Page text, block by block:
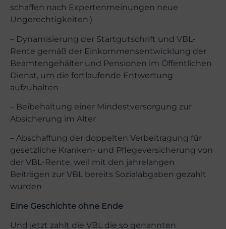
schaffen nach Expertenmeinungen neue
Ungerechtigkeiten.)
– Dynamisierung der Startgutschrift und VBL-
Rente gemäß der Einkommensentwicklung der
Beamtengehälter und Pensionen im Öffentlichen
Dienst, um die fortlaufende Entwertung
aufzuhalten
– Beibehaltung einer Mindestversorgung zur
Absicherung im Alter
– Abschaffung der doppelten Verbeitragung für
gesetzliche Kranken- und Pflegeversicherung von
der VBL-Rente, weil mit den jahrelangen
Beiträgen zur VBL bereits Sozialabgaben gezahlt
wurden
Eine Geschichte ohne Ende
Und jetzt zahlt die VBL die so genannten